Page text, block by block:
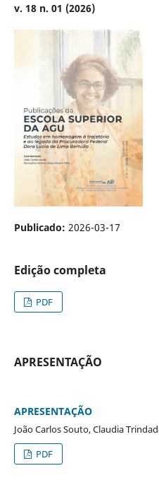
v. 18 n. 01 (2026)
Publicado: 2026-03-17
Edição completa
PDF
APRESENTAÇÃO
APRESENTAÇÃO
João Carlos Souto, Claudia
PDF